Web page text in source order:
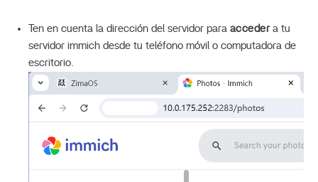
Ten en cuenta la dirección del servidor para accedera tu
servidor immich desde tu teléfono móvil o computadora de
escritorio.